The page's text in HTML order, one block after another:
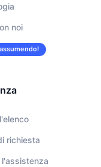
noi
richiesta